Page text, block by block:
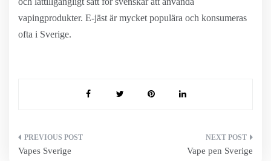
vapingprodukter. E-jäst är mycket populära och konsumeras
ofta i Sverige.
Inläggsnavigering
Vapes Sverige Vape pen Sverige